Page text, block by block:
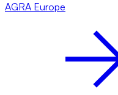
AGRA Europe